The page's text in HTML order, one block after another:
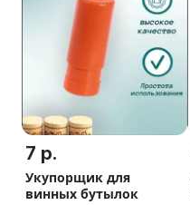
7 р.
Укупорщик для
винных бутылок